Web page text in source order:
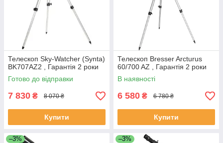
Телескоп Sky-Watcher (Synta)
BK707AZ2 , Гарантія 2 роки
Готово до відправки
7 830 ₴ 8 070 ₴
Купити
Телескоп Bresser Arcturus
60/700 AZ , Гарантія 2 роки
В наявності
6 580 ₴ 6 780 ₴
Купити
–3% –3%